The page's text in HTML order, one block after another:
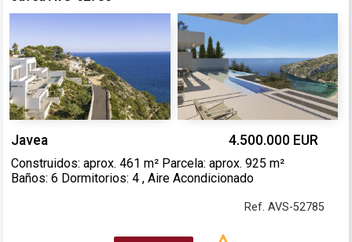
Javea 4.500.000 EUR
Construidos: aprox. 461 m² Parcela: aprox. 925 m²
Baños: 6 Dormitorios: 4 , Aire Acondicionado
Ref. AVS-52785